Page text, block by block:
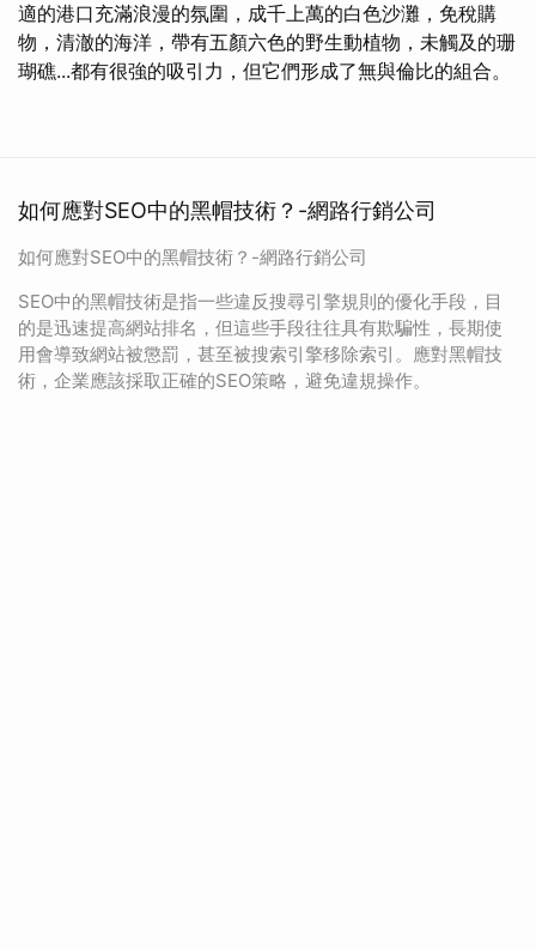
適的港口充滿浪漫的氛圍，成千上萬的白色沙灘，免稅購
物，清澈的海洋，帶有五顏六色的野生動植物，未觸及的珊
瑚礁...都有很強的吸引力，但它們形成了無與倫比的組合。
如何應對SEO中的黑帽技術？-網路行銷公司
如何應對SEO中的黑帽技術？-網路行銷公司
SEO中的黑帽技術是指一些違反搜尋引擎規則的優化手段，目
的是迅速提高網站排名，但這些手段往往具有欺騙性，長期使
用會導致網站被懲罰，甚至被搜索引擎移除索引。應對黑帽技
術，企業應該採取正確的SEO策略，避免違規操作。